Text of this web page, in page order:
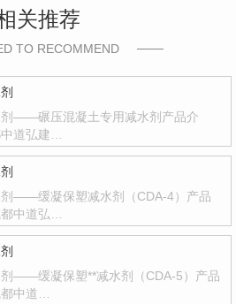
关推荐
TO RECOMMEND
剂——碾压混凝土专用减水剂产品介
道弘建…
剂——缓凝保塑减水剂（CDA-4）产品
中道弘…
剂——缓凝保塑**减水剂（CDA-5）产品
中道…